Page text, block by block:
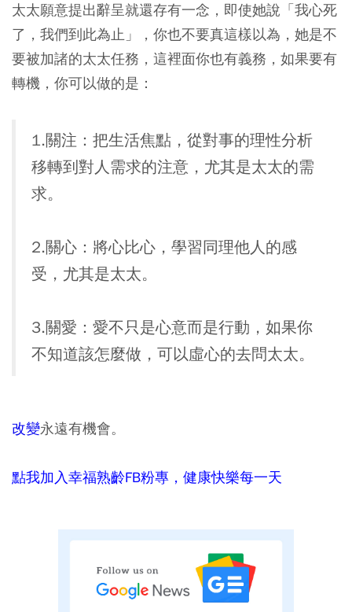
太太願意提出辭呈就還存有一念，即使她說「我心死
了，我們到此為止」，你也不要真這樣以為，她是不
要被加諸的太太任務，這裡面你也有義務，如果要有
轉機，你可以做的是：
1.關注：把生活焦點，從對事的理性分析
移轉到對人需求的注意，尤其是太太的需
求。
2.關心：將心比心，學習同理他人的感
受，尤其是太太。
3.關愛：愛不只是心意而是行動，如果你
不知道該怎麼做，可以虛心的去問太太。
改變永遠有機會。
點我加入幸福熟齡FB粉專，健康快樂每一天